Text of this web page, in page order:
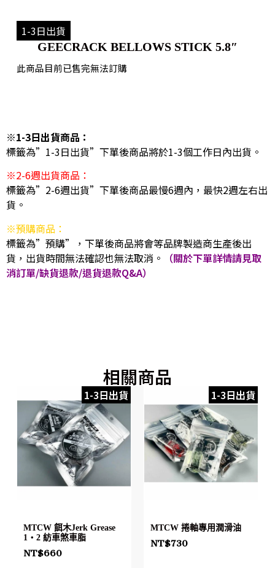
1-3日出貨
GEECRACK BELLOWS STICK 5.8″
此商品目前已售完無法訂購
※1-3日出貨商品：
標籤為”1-3日出貨”下單後商品將於1-3個工作日內出貨。
※2-6週出貨商品：
標籤為”2-6週出貨”下單後商品最慢6週內，最快2週左右出
貨。
※預購商品：
標籤為”預購”，下單後商品將會等品牌製造商生產後出
貨，出貨時間無法確認也無法取消。
（關於下單詳情請見取
消訂單/缺貨退款/退貨退款Q&A）
相關商品
1-3日出貨
MTCW 餌木Jerk Grease
1・2 紡車煞車脂
NT$660
1-3日出貨
MTCW 捲軸專用潤滑油
NT$730